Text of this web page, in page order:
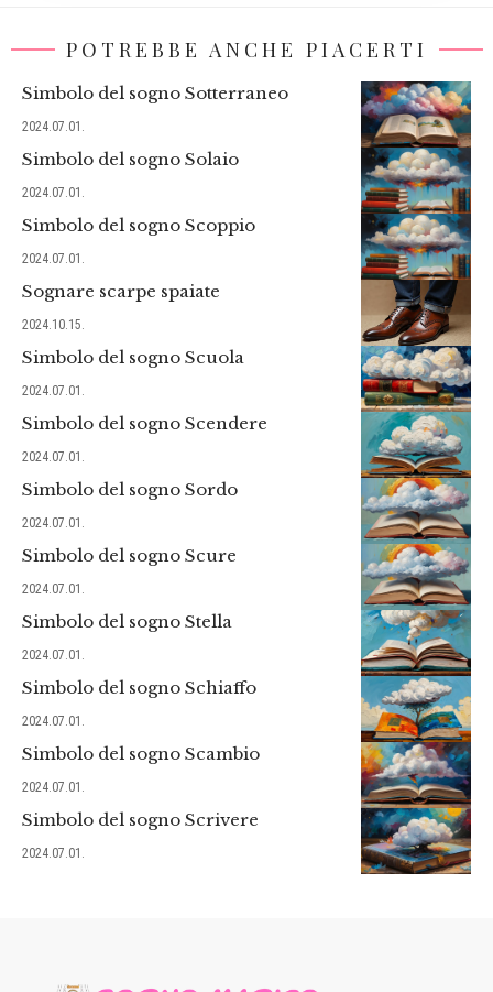
POTREBBE ANCHE PIACERTI
Simbolo del sogno Sotterraneo
2024.07.01.
Simbolo del sogno Solaio
2024.07.01.
Simbolo del sogno Scoppio
2024.07.01.
Sognare scarpe spaiate
2024.10.15.
Simbolo del sogno Scuola
2024.07.01.
Simbolo del sogno Scendere
2024.07.01.
Simbolo del sogno Sordo
2024.07.01.
Simbolo del sogno Scure
2024.07.01.
Simbolo del sogno Stella
2024.07.01.
Simbolo del sogno Schiaffo
2024.07.01.
Simbolo del sogno Scambio
2024.07.01.
Simbolo del sogno Scrivere
2024.07.01.